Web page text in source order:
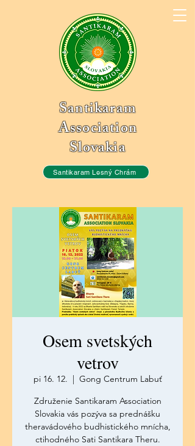
Santikaram
Association
Slovakia
Santikaram Lesný Chrám
Osem svetských
vetrov
pi 16. 12.
  |
Gong Centrum Labuť
Združenie Santikaram Association
Slovakia vás pozýva sa prednášku
theravádového budhistického mnícha,
ctihodného Sati Santikara Theru.